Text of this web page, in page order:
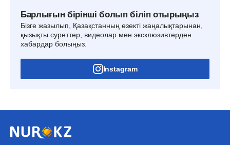
Барлығын бірінші болып біліп отырыңыз
Бізге жазылып, Қазақстанның өзекті жаңалықтарынан,
қызықты суреттер, видеолар мен эксклюзивтерден
хабардар болыңыз.
Instagram